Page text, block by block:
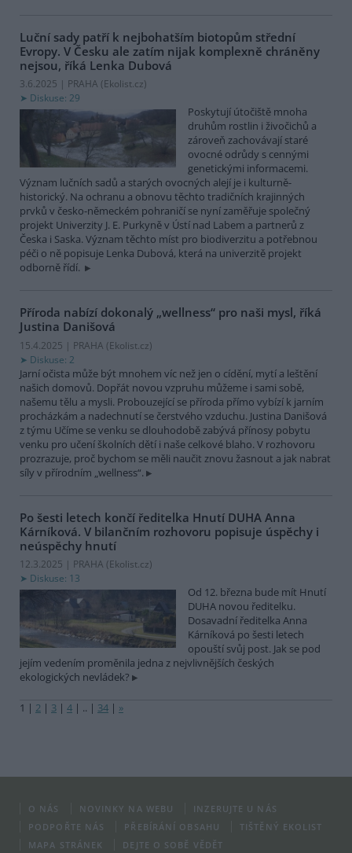
Luční sady patří k nejbohatším biotopům střední
Evropy. V Česku ale zatím nijak komplexně chráněny
nejsou, říká Lenka Dubová
3.6.2025 | PRAHA (Ekolist.cz)
Diskuse: 29
Poskytují útočiště mnoha
druhům rostlin i živočichů a
zároveň zachovávají staré
ovocné odrůdy s cennými
genetickými informacemi.
Význam lučních sadů a starých ovocných alejí je i kulturně-
historický. Na ochranu a obnovu těchto tradičních krajinných
prvků v česko-německém pohraničí se nyní zaměřuje společný
projekt Univerzity J. E. Purkyně v Ústí nad Labem a partnerů z
Česka i Saska. Význam těchto míst pro biodiverzitu a potřebnou
péči o ně popisuje Lenka Dubová, která na univerzitě projekt
odborně řídí.
Příroda nabízí dokonalý „wellness“ pro naši mysl, říká
Justina Danišová
15.4.2025 | PRAHA (Ekolist.cz)
Diskuse: 2
Jarní očista může být mnohem víc než jen o cídění, mytí a leštění
našich domovů. Dopřát novou vzpruhu můžeme i sami sobě,
našemu tělu a mysli. Probouzející se příroda přímo vybízí k jarním
procházkám a nadechnutí se čerstvého vzduchu. Justina Danišová
z týmu Učíme se venku se dlouhodobě zabývá přínosy pobytu
venku pro učení školních dětí i naše celkové blaho. V rozhovoru
prozrazuje, proč bychom se měli naučit znovu žasnout a jak nabrat
síly v přírodním „wellness“.
Po šesti letech končí ředitelka Hnutí DUHA Anna
Kárníková. V bilančním rozhovoru popisuje úspěchy i
neúspěchy hnutí
12.3.2025 | PRAHA (Ekolist.cz)
Diskuse: 13
Od 12. března bude mít Hnutí
DUHA novou ředitelku.
Dosavadní ředitelka Anna
Kárníková po šesti letech
opouští svůj post. Jak se pod
jejím vedením proměnila jedna z nejvlivnějších českých
ekologických nevládek?
1 | 2 | 3 | 4 | .. | 34 | »
O NÁS NOVINKY NA WEBU
INZERUJTE U NÁS
PODPOŘTE NÁS
PŘEBÍRÁNÍ OBSAHU
TIŠTĚNÝ EKOLIST
MAPA STRÁNEK
DEJTE O SOBĚ VĚDĚT